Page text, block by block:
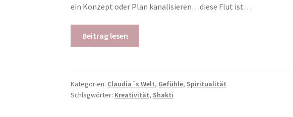
ein Konzept oder Plan kanalisieren…diese Flut ist…
Beitrag lesen
Kategorien: Claudia´s Welt, Gefühle, Spiritualität
Schlagwörter: Kreativität, Shakti